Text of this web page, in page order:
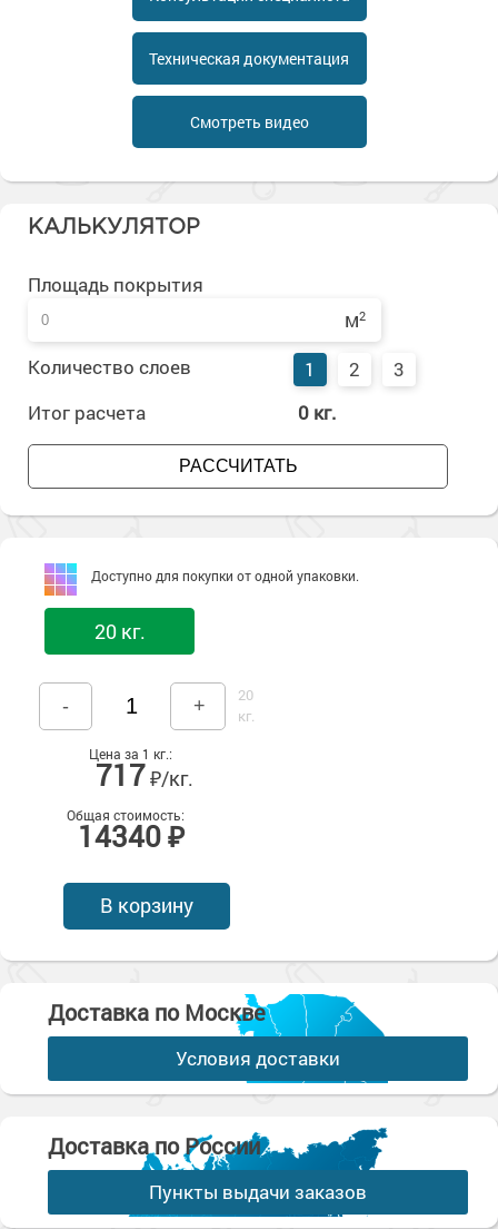
Сопутствующие товары
Морозостойкие краски для металла
Морозостойкие краски для фасада
Сопутствующие товары
Техническая документация
Смотреть видео
КАЛЬКУЛЯТОР
Площадь покрытия
м2
Количество слоев 1 2
3
Итог расчета
0 кг.
РАССЧИТАТЬ
Доступно для покупки от одной упаковки.
20 кг.
- +
20
кг.
Цена за 1 кг.:
717₽/кг.
Общая стоимость:
14340 ₽
В корзину
Доставка по Москве
Условия доставки
Доставка по России
Пункты выдачи заказов